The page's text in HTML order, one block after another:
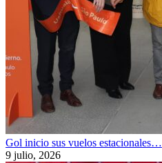
Gol inicio sus vuelos estacionales…
9 julio, 2026